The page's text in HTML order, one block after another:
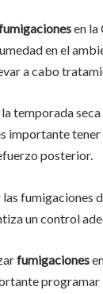
en la
en el
a cabo
temporada
importante
posterior.
fumigaciones
un control
fumigaciones